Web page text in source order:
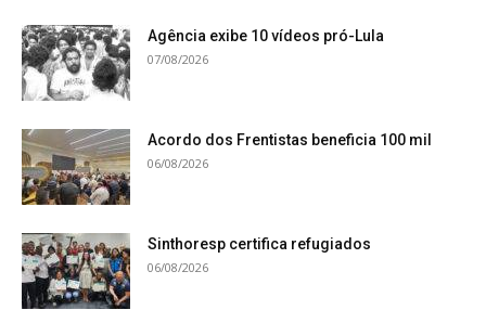
Agência exibe 10 vídeos pró-Lula
07/08/2026
Acordo dos Frentistas beneficia 100 mil
06/08/2026
Sinthoresp certifica refugiados
06/08/2026